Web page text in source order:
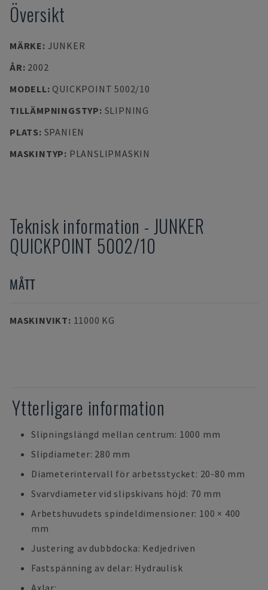
Översikt
MÄRKE: JUNKER
ÅR: 2002
MODELL: QUICKPOINT 5002/10
TILLÄMPNINGSTYP: SLIPNING
PLATS: SPANIEN
MASKINTYP: PLANSLIPMASKIN
Teknisk information - JUNKER
QUICKPOINT 5002/10
MÅTT
MASKINVIKT: 11000 KG
Ytterligare information
Slipningslängd mellan centrum: 1000 mm
Slipdiameter: 280 mm
Diameterintervall för arbetsstycket: 20-80 mm
Svarvdiameter vid slipskivans höjd: 70 mm
Arbetshuvudets spindeldimensioner: 100 × 400
mm
Justering av dubbdocka: Kedjedriven
Fastspänning av delar: Hydraulisk
Axlar: